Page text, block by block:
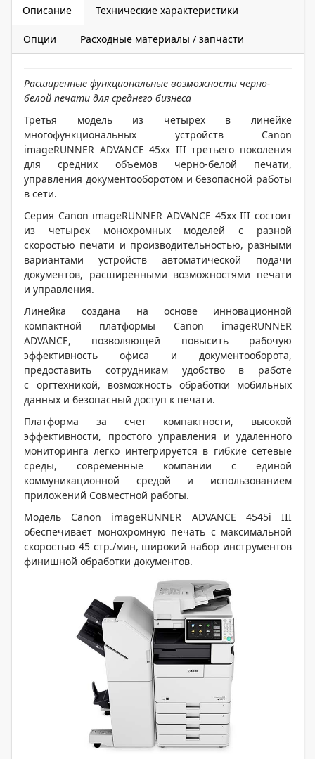
Описание Технические характеристики
Опции Расходные материалы / запчасти
Расширенные функциональные возможности черно-
белой печати для среднего бизнеса
Третья модель из четырех в линейке
многофункциональных устройств Canon
imageRUNNER ADVANCE 45xx III третьего поколения
для средних объемов черно-белой печати,
управления документооборотом и безопасной работы
в сети.
Серия Canon imageRUNNER ADVANCE 45xx III состоит
из четырех монохромных моделей с разной
скоростью печати и производительностью, разными
вариантами устройств автоматической подачи
документов, расширенными возможностями печати
и управления.
Линейка создана на основе инновационной
компактной платформы Canon imageRUNNER
ADVANCE, позволяющей повысить рабочую
эффективность офиса и документооборота,
предоставить сотрудникам удобство в работе
с оргтехникой, возможность обработки мобильных
данных и безопасный доступ к печати.
Платформа за счет компактности, высокой
эффективности, простого управления и удаленного
мониторинга легко интегрируется в гибкие сетевые
среды, современные компании с единой
коммуникационной средой и использованием
приложений Совместной работы.
Модель Canon imageRUNNER ADVANCE 4545i III
обеспечивает монохромную печать с максимальной
скоростью 45 стр./мин, широкий набор инструментов
финишной обработки документов.